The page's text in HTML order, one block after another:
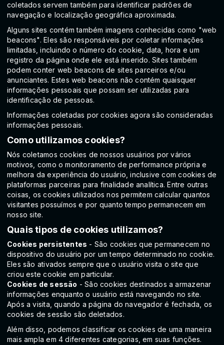
coletados servem também para identificar padrões de
navegação e localização geográfica aproximada.
Alguns sites contém também imagens conhecidas como "web
beacons". Eles são responsáveis por coletar informações
limitadas, incluindo o número do cookie, data, hora e um
registro da página onde ele está inserido. Sites também
podem conter web beacons de sites parceiros e/ou
anunciantes. Estes web beacons não contém quaisquer
informações pessoais que possam ser utilizadas para
identificação de pessoas.
Informações coletadas por cookies agora são consideradas
informações pessoais.
Como utilizamos cookies?
Nós coletamos cookies de nossos usuários por vários
motivos, como o monitoramento de performance própria e
melhora da experiência do usuário, inclusive com cookies de
plataformas parceiras para finalidade analítica. Entre outras
coisas, os cookies utilizados nos permitem calcular quantos
visitantes possuímos e por quanto tempo permanecem em
nosso site.
Quais tipos de cookies utilizamos?
Cookies persistentes - São cookies que permanecem no
dispositivo do usuário por um tempo determinado no cookie.
Eles são ativados sempre que o usuário visita o site que
criou este cookie em particular.
Cookies de sessão - São cookies destinados a armazenar
informações enquanto o usuário está navegando no site.
Após a visita, quando a página do navegador é fechada, os
cookies de sessão são deletados.
Além disso, podemos classificar os cookies de uma maneira
mais ampla em 4 diferentes categorias, em suas funções.